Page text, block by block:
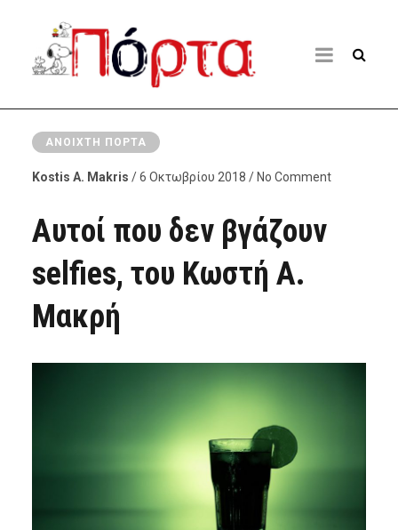
ΑΝΟΙΧΤΉ ΠΌΡΤΑ
Kostis A. Makris / 6 Οκτωβρίου 2018 / No Comment
Αυτοί που δεν βγάζουν
selfies, του Κωστή Α.
Μακρή